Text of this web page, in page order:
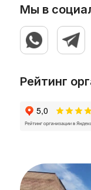
Мы в
Рейтинг